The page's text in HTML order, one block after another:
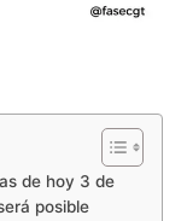
de hoy 3 de
posible